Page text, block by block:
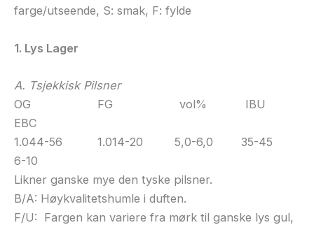
farge/utseende, S: smak, F: fylde
1. Lys Lager
A. Tsjekkisk Pilsner
OG FG vol% IBU
EBC
1.044-56 1.014-20 5,0-6,0 35-45
6-10
Likner ganske mye den tyske pilsner.
B/A: Høykvalitetshumle i duften.
F/U: Fargen kan variere fra mørk til ganske lys gul,